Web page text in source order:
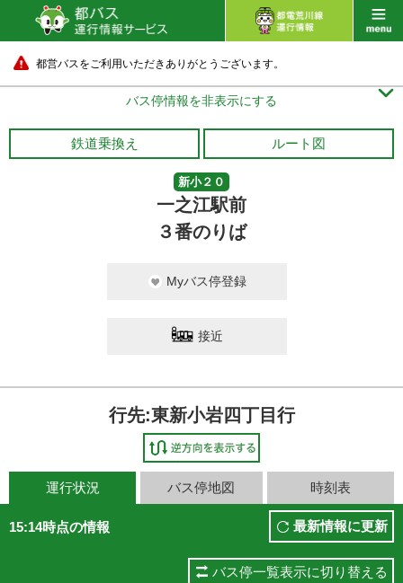
都営バスをご利用いただきありがとうございます。
バス停情報を非表示にする 
鉄道乗換え ルート図
新小２０
一之江駅前
３番のりば
Myバス停登録
接近
行先:東新小岩四丁目行
運行状況 バス停地図 時刻表
15:14時点の情報 最新情報に更新
バス停一覧表示に切り替える